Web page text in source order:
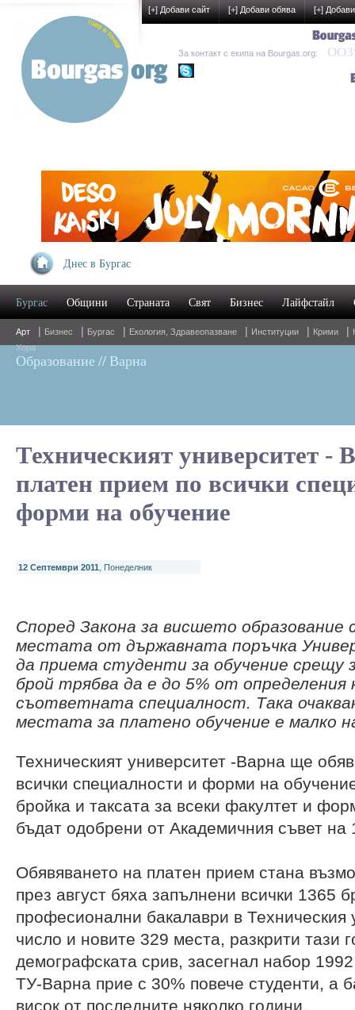
Днес в Бургас
Бургас Общини Страната Свят Бизнес Лайфстайл
Арт | Бизнес | Бургас | Екология, Здравеопазване | Институции | Крими |
Хора
Образование // Варна
Техническият университет -
платен прием по всички
форми на обучение
12 Септември 2011 , Понеделник
Според Закона за висшето образование
местата от държавната поръчка
да приема студенти за обучение срещу
брой трябва да е до 5% от
съответната специалност. Така
местата за платено обучение е малко
Техническият университет -Варна ще
всички специалности и форми на
бройка и таксата за всеки факултет и
бъдат одобрени от Академичния съвет на
Обявяването на платен прием стана
през август бяха запълнени всички 1365
професионални бакалаври в Техническия
число и новите 329 места, разкрити тази
демографската срив, засегнал набор 1992
ТУ-Варна прие с 30% повече студенти, а
висок от последните няколко години.
[+] Добави сайт [+] Добави обява [+]
За контакт с екипа на Bourgas.org: